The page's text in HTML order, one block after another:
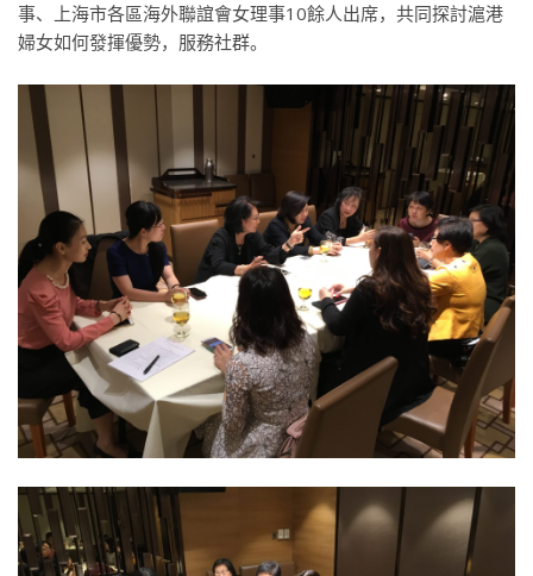
事、上海市各區海外聯誼會女理事10餘人出席，共同探討滬港
婦女如何發揮優勢，服務社群。